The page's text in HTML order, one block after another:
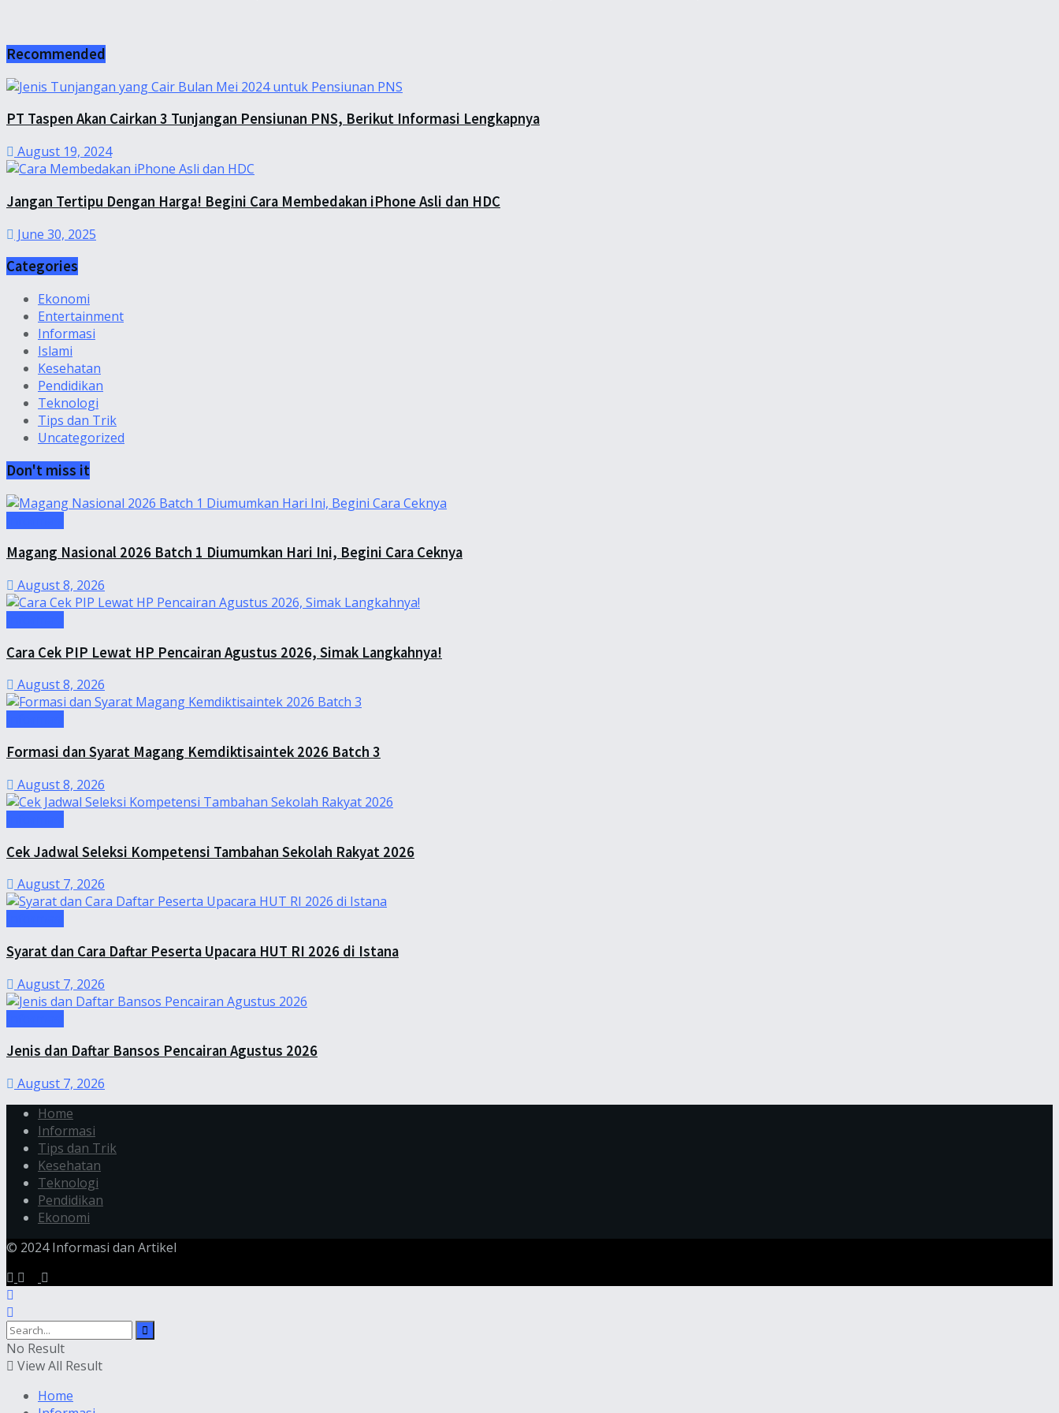
Recommended
PT Taspen Akan Cairkan 3 Tunjangan Pensiunan PNS, Berikut Informasi Lengkapnya
August 19, 2024
Jangan Tertipu Dengan Harga! Begini Cara Membedakan iPhone Asli dan HDC
June 30, 2025
Categories
Ekonomi
Entertainment
Informasi
Islami
Kesehatan
Pendidikan
Teknologi
Tips dan Trik
Uncategorized
Don't miss it
Magang Nasional 2026 Batch 1 Diumumkan Hari Ini, Begini Cara Ceknya
August 8, 2026
Cara Cek PIP Lewat HP Pencairan Agustus 2026, Simak Langkahnya!
August 8, 2026
Formasi dan Syarat Magang Kemdiktisaintek 2026 Batch 3
August 8, 2026
Cek Jadwal Seleksi Kompetensi Tambahan Sekolah Rakyat 2026
August 7, 2026
Syarat dan Cara Daftar Peserta Upacara HUT RI 2026 di Istana
August 7, 2026
Jenis dan Daftar Bansos Pencairan Agustus 2026
August 7, 2026
Home
Informasi
Tips dan Trik
Kesehatan
Teknologi
Pendidikan
Ekonomi
© 2024 Informasi dan Artikel
No Result
View All Result
Home